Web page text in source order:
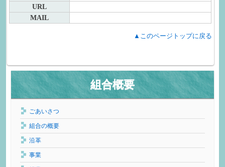
URL
MAIL
▲このページトップに戻る
組合概要
ごあいさつ
組合の概要
沿革
事業